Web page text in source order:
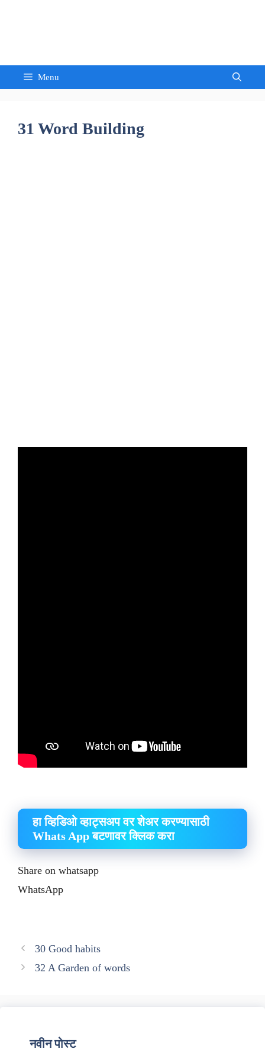
Menu
31 Word Building
हा व्हिडिओ व्हाट्सअप वर शेअर करण्यासाठी
Whats App बटणावर क्लिक करा
Share on whatsapp
WhatsApp
30 Good habits
32 A Garden of words
नवीन पोस्ट